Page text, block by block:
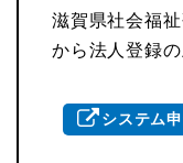
滋賀県社会福
から法人登録
システム